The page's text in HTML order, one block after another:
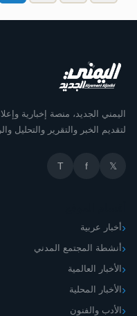
اليمني الجديد، منصة إخبارية
لتقديم الخبر والتقرير والتحليل
𝕏
f
T
أخبار عربية
أنشطة المجتمع المدني
الأخبار العالمية
الأخبار المحلية
الأدب والفنون